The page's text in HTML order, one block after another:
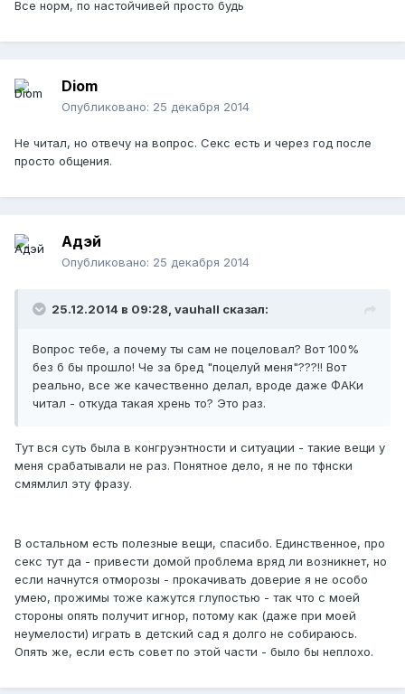
Все норм, по настойчивей просто будь
Diom
Опубликовано: 25 декабря 2014
Не читал, но отвечу на вопрос. Секс есть и через год после
просто общения.
Адэй
Опубликовано: 25 декабря 2014
25.12.2014 в 09:28, vauhall сказал:
Вопрос тебе, а почему ты сам не поцеловал? Вот 100%
без б бы прошло! Че за бред "поцелуй меня"???!! Вот
реально, все же качественно делал, вроде даже ФАКи
читал - откуда такая хрень то? Это раз.
Тут вся суть была в конгруэнтности и ситуации - такие вещи у
меня срабатывали не раз. Понятное дело, я не по тфнски
смямлил эту фразу.
В остальном есть полезные вещи, спасибо. Единственное, про
секс тут да - привести домой проблема вряд ли возникнет, но
если начнутся отморозы - прокачивать доверие я не особо
умею, прожимы тоже кажутся глупостью - так что с моей
стороны опять получит игнор, потому как (даже при моей
неумелости) играть в детский сад я долго не собираюсь.
Опять же, если есть совет по этой части - было бы неплохо.